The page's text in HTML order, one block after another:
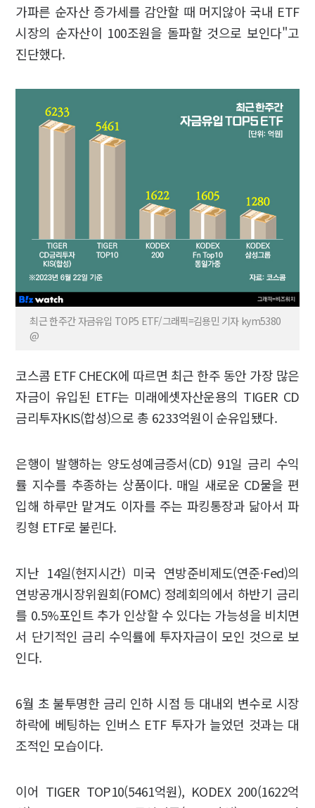
가파른 순자산 증가세를 감안할 때 머지않아 국내 ETF
시장의 순자산이 100조원을 돌파할 것으로 보인다"고
진단했다.
최근 한주간 자금유입 TOP5 ETF/그래픽=김용민 기자 kym5380
@
코스콤 ETF CHECK에 따르면 최근 한주 동안 가장 많은
자금이 유입된 ETF는 미래에셋자산운용의 TIGER CD
금리투자KIS(합성)으로 총 6233억원이 순유입됐다.
은행이 발행하는 양도성예금증서(CD) 91일 금리 수익
률 지수를 추종하는 상품이다. 매일 새로운 CD물을 편
입해 하루만 맡겨도 이자를 주는 파킹통장과 닮아서 파
킹형 ETF로 불린다.
지난 14일(현지시간) 미국 연방준비제도(연준·Fed)의
연방공개시장위원회(FOMC) 정례회의에서 하반기 금리
를 0.5%포인트 추가 인상할 수 있다는 가능성을 비치면
서 단기적인 금리 수익률에 투자자금이 모인 것으로 보
인다.
6월 초 불투명한 금리 인하 시점 등 대내외 변수로 시장
하락에 베팅하는 인버스 ETF 투자가 늘었던 것과는 대
조적인 모습이다.
이어 TIGER TOP10(5461억원), KODEX 200(1622억